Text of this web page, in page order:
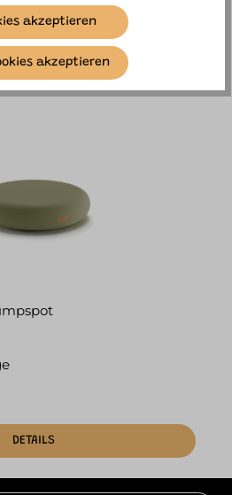
ITEMS
DETAILS
akzeptieren
akzeptieren